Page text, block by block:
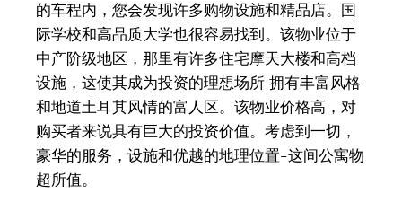
的车程内，您会发现许多购物设施和精品店。国
际学校和高品质大学也很容易找到。该物业位于
中产阶级地区，那里有许多住宅摩天大楼和高档
设施，这使其成为投资的理想场所-拥有丰富风格
和地道土耳其风情的富人区。该物业价格高，对
购买者来说具有巨大的投资价值。考虑到一切，
豪华的服务，设施和优越的地理位置–这间公寓物
超所值。